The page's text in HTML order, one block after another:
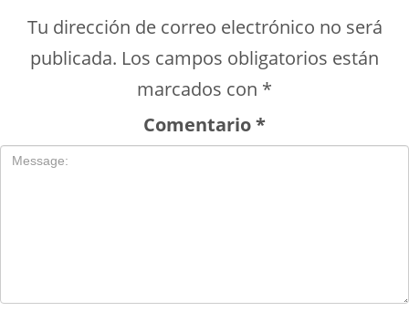
Tu dirección de correo electrónico no será
publicada. Los campos obligatorios están
marcados con *
Comentario*